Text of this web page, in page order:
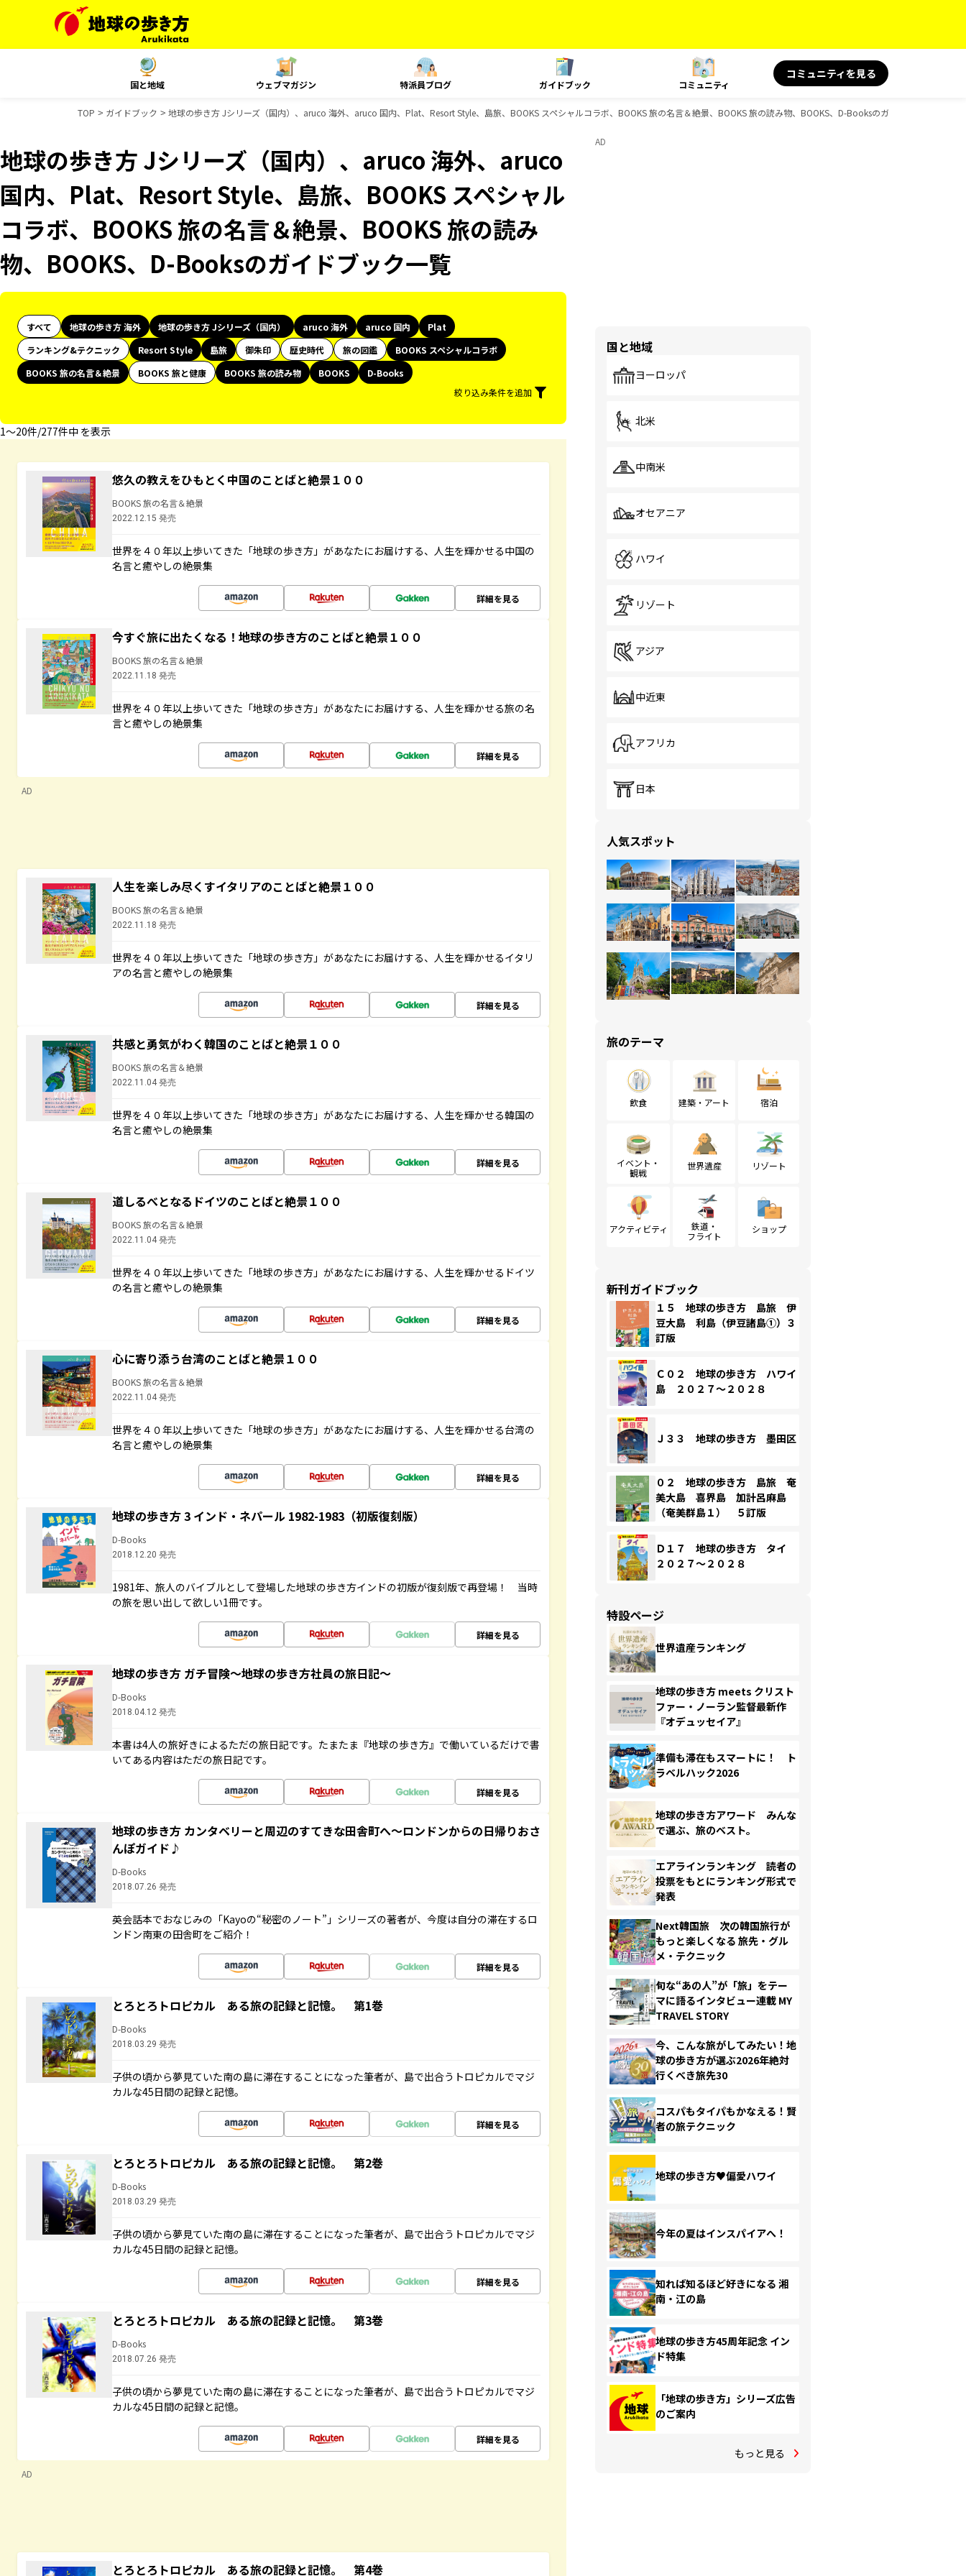
国と地域 ウェブマガジン 特派員ブログ ガイドブック コミュニティ
コミュニティを見る
TOP ガイドブック 地球の歩き方 Jシリーズ（国内）、aruco 海外、aruco 国内、Plat、Resort Style、島旅、BOOKS スペシャルコラボ、BOOKS 旅の名言＆絶景、BOOKS 旅の読み物、BOOKS、D-Booksのガイドブック一覧
地球の歩き方 Jシリーズ（国内）、aruco 海外、aruco
国内、Plat、Resort Style、島旅、BOOKS スペシャル
コラボ、BOOKS 旅の名言＆絶景、BOOKS 旅の読み
物、BOOKS、D-Booksのガイドブック一覧
すべて 地球の歩き方 海外 地球の歩き方 Jシリーズ（国内） aruco 海外 aruco 国内
Plat
ランキング&テクニック
Resort Style 島旅 御朱印 歴史時代 旅の図鑑
BOOKS スペシャルコラボ
BOOKS 旅の名言＆絶景
BOOKS 旅と健康 BOOKS 旅の読み物 BOOKS
D-Books
絞り込み条件を追加
1〜20件/277件中 を表示
悠久の教えをひもとく中国のことばと絶景１００
BOOKS 旅の名言＆絶景
2022.12.15 発売
世界を４０年以上歩いてきた「地球の歩き方」があなたにお届けする、人生を輝かせる中国の
名言と癒やしの絶景集
詳細を見る
今すぐ旅に出たくなる！地球の歩き方のことばと絶景１００
BOOKS 旅の名言＆絶景
2022.11.18 発売
世界を４０年以上歩いてきた「地球の歩き方」があなたにお届けする、人生を輝かせる旅の名
言と癒やしの絶景集
詳細を見る
AD
人生を楽しみ尽くすイタリアのことばと絶景１００
BOOKS 旅の名言＆絶景
2022.11.18 発売
世界を４０年以上歩いてきた「地球の歩き方」があなたにお届けする、人生を輝かせるイタリ
アの名言と癒やしの絶景集
詳細を見る
共感と勇気がわく韓国のことばと絶景１００
BOOKS 旅の名言＆絶景
2022.11.04 発売
世界を４０年以上歩いてきた「地球の歩き方」があなたにお届けする、人生を輝かせる韓国の
名言と癒やしの絶景集
詳細を見る
道しるべとなるドイツのことばと絶景１００
BOOKS 旅の名言＆絶景
2022.11.04 発売
世界を４０年以上歩いてきた「地球の歩き方」があなたにお届けする、人生を輝かせるドイツ
の名言と癒やしの絶景集
詳細を見る
心に寄り添う台湾のことばと絶景１００
BOOKS 旅の名言＆絶景
2022.11.04 発売
世界を４０年以上歩いてきた「地球の歩き方」があなたにお届けする、人生を輝かせる台湾の
名言と癒やしの絶景集
詳細を見る
地球の歩き方 3 インド・ネパール 1982-1983（初版復刻版）
D-Books
2018.12.20 発売
1981年、旅人のバイブルとして登場した地球の歩き方インドの初版が復刻版で再登場！ 当時
の旅を思い出して欲しい1冊です。
詳細を見る
地球の歩き方 ガチ冒険～地球の歩き方社員の旅日記～
D-Books
2018.04.12 発売
本書は4人の旅好きによるただの旅日記です。たまたま『地球の歩き方』で働いているだけで書
いてある内容はただの旅日記です。
詳細を見る
地球の歩き方 カンタベリーと周辺のすてきな田舎町へ～ロンドンからの日帰りおさ
んぽガイド♪
D-Books
2018.07.26 発売
英会話本でおなじみの「Kayoの“秘密のノート”」シリーズの著者が、今度は自分の滞在するロ
ンドン南東の田舎町をご紹介！
詳細を見る
とろとろトロピカル ある旅の記録と記憶。 第1巻
D-Books
2018.03.29 発売
子供の頃から夢見ていた南の島に滞在することになった筆者が、島で出合うトロピカルでマジ
カルな45日間の記録と記憶。
詳細を見る
とろとろトロピカル ある旅の記録と記憶。 第2巻
D-Books
2018.03.29 発売
子供の頃から夢見ていた南の島に滞在することになった筆者が、島で出合うトロピカルでマジ
カルな45日間の記録と記憶。
詳細を見る
とろとろトロピカル ある旅の記録と記憶。 第3巻
D-Books
2018.07.26 発売
子供の頃から夢見ていた南の島に滞在することになった筆者が、島で出合うトロピカルでマジ
カルな45日間の記録と記憶。
詳細を見る
AD
とろとろトロピカル ある旅の記録と記憶。 第4巻
AD
国と地域
ヨーロッパ
北米
中南米
オセアニア
ハワイ
リゾート
アジア
中近東
アフリカ
日本
人気スポット
旅のテーマ
飲食 建築・アート 宿泊
イベント・
観戦
世界遺産 リゾート
アクティビティ
鉄道・
フライト
ショップ
新刊ガイドブック
１５ 地球の歩き方 島旅 伊
豆大島 利島（伊豆諸島①）３
訂版
Ｃ０２ 地球の歩き方 ハワイ
島 ２０２７～２０２８
Ｊ３３ 地球の歩き方 墨田区
０２ 地球の歩き方 島旅 奄
美大島 喜界島 加計呂麻島
（奄美群島１） ５訂版
Ｄ１７ 地球の歩き方 タイ
２０２７～２０２８
特設ページ
世界遺産ランキング
地球の歩き方 meets クリスト
ファー・ノーラン監督最新作
『オデュッセイア』
準備も滞在もスマートに！ ト
ラベルハック2026
地球の歩き方アワード みんな
で選ぶ、旅のベスト。
エアラインランキング 読者の
投票をもとにランキング形式で
発表
Next韓国旅 次の韓国旅行が
もっと楽しくなる 旅先・グル
メ・テクニック
旬な“あの人”が「旅」をテー
マに語るインタビュー連載 MY
TRAVEL STORY
今、こんな旅がしてみたい！地
球の歩き方が選ぶ2026年絶対
行くべき旅先30
コスパもタイパもかなえる！賢
者の旅テクニック
地球の歩き方♥偏愛ハワイ
今年の夏はインスパイアへ！
知れば知るほど好きになる 湘
南・江の島
地球の歩き方45周年記念 イン
ド特集
「地球の歩き方」シリーズ広告
のご案内
もっと見る